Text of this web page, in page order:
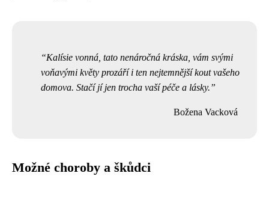
Kalísie vonná, tato nenáročná kráska, vám svými
voňavými květy prozáří i ten nejtemnější kout vašeho
domova. Stačí jí jen trocha vaší péče a lásky.
Božena Vacková
Možné choroby a škůdci